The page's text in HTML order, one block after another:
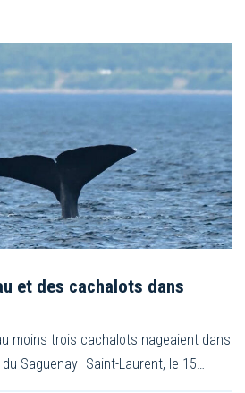
et des cachalots dans
moins trois cachalots nageaient dans
Saguenay–Saint-Laurent, le 15…